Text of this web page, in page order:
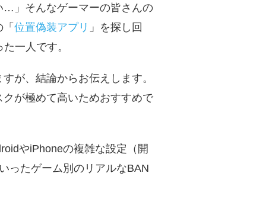
…」そんなゲーマーの皆さんの
位置偽装アプリ 」を探し回
一人です。
が、結論からお伝えします。
が極めて高いためおすすめで
やiPhoneの複雑な設定（開
ったゲーム別のリアルなBAN